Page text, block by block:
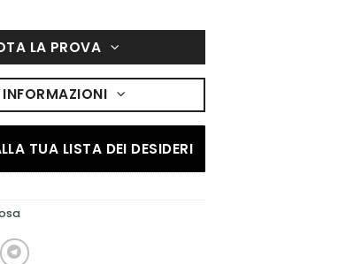
LA PROVA
INFORMAZIONI
TUA LISTA DEI DESIDERI